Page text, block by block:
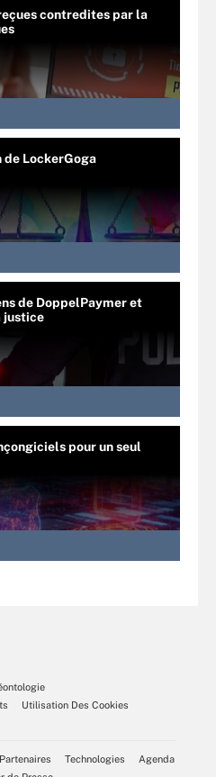
contredites par la
de LockerGoga
de DoppelPaymer et
justice
pour un seul
Utilisation Des Cookies
Partenaires Technologies
Agenda